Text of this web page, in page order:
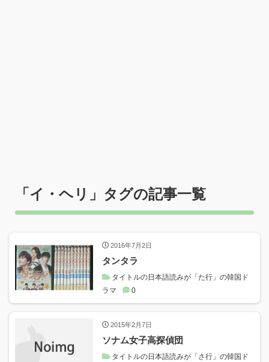
「イ・ヘリ 」タグの記事一覧
2016年7月2日
タンタラ
タイトルの日本語読みが「た行」の韓国ド
ラマ
0
2015年2月7日
ソナム女子高探偵団
タイトルの日本語読みが「さ行」の韓国ド